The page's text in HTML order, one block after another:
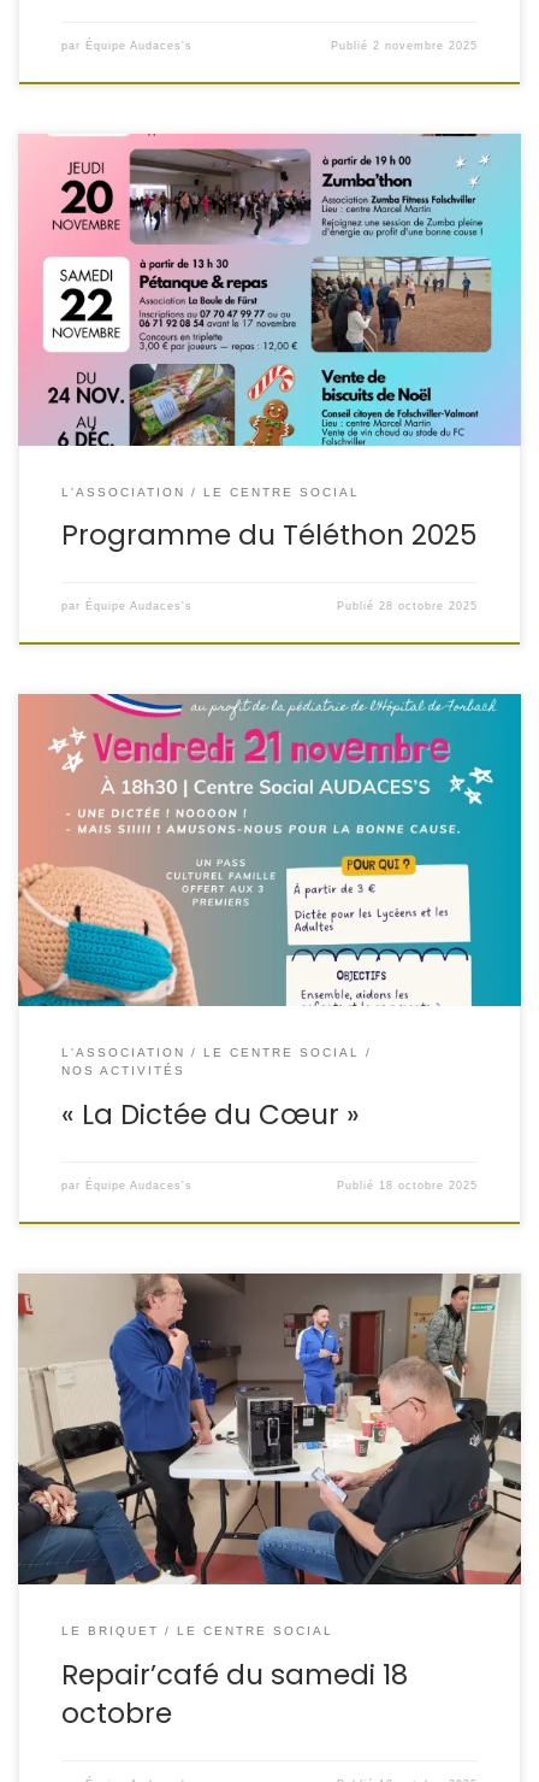
par Équipe Audaces's Publié2 novembre 2025
#Téléthon2025
Marathon des actions du 15 novembre
au 6 décembre !
L'ASSOCIATION LE CENTRE SOCIAL
Programme du Téléthon 2025
par Équipe Audaces's Publié28 octobre 2025
« La Dictée du Cœur » – Une action culturelle et solidaire
au profit des enfants hospitalisés à l’hôpital de Marie
Madelaine de FORBACH
L’association Audaces’s ouvre
le champ des possibles avec le Rotary Club de Saint-
Avold et les Hôpitaux du GHT de FORBACH CHIC Unisanté,
autour d’un événement […]
L'ASSOCIATION
LE CENTRE SOCIAL
NOS ACTIVITÉS
« La Dictée du Cœur »
par Équipe Audaces's Publié 18 octobre 2025
LE BRIQUET LE CENTRE SOCIAL
Repair’café du samedi 18
octobre